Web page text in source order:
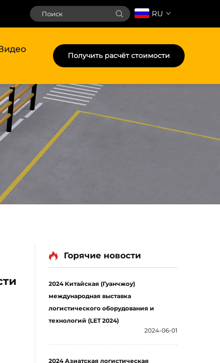
RU
Получить расчёт стоимости
Горячие новости
2024 Китайская (Гуанчжоу)
международная выставка
логистического оборудования и
технологий (LET 2024)
2024-06-01
2024 Азиатская логистическая